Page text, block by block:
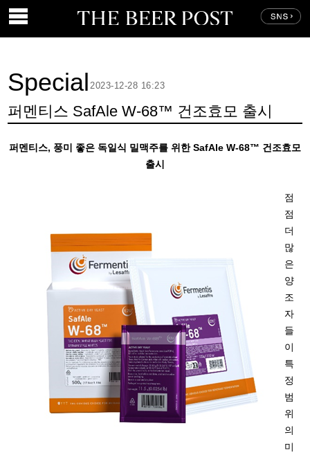
Special
퍼멘티스 SafAle W-68™ 건조효모 출시
2023-12-28 16:23
퍼멘티스, 풍미 좋은 독일식 밀맥주를 위한 SafAle W-68™ 건조효모
출시
점
점
더
많
은
양
조
자
들
이
특
정
범
위
의
미